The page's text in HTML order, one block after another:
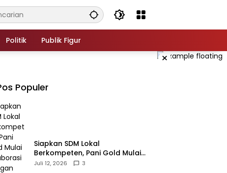
Politik Publik Figur
×
Populer
‎Siapkan SDM Lokal
Berkompeten, Pani Gold Mulai
Kolaborasi dengan Kampus-
Juli 12, 2026 3